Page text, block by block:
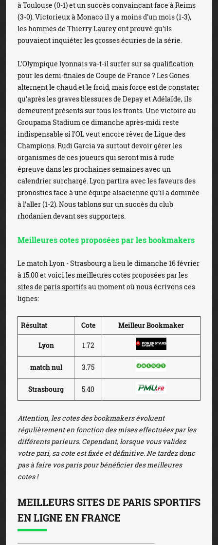
à Toulouse (0-1) et un succès convaincant face à Reims
(3-0). Victorieux à Monaco il y a moins d'un mois (1-3),
les hommes de Thierry Laurey ont prouvé qu'ils
pouvaient inquiéter les grosses écuries de la série.
L'Olympique lyonnais va-t-il surfer sur sa qualification
pour les demi-finales de Coupe de France ? Les Gones
alternent le chaud et le froid, mais force est de constater
qu'après les graves blessures de Depay et Adélaïde, ils
demeurent présents sur tous les fronts. Une victoire au
Groupama Stadium ce dimanche après-midi reste
indispensable si l'OL veut encore rêver de Ligue des
Champions. Rudi Garcia va surtout devoir gérer les
organismes de ces joueurs qui seront mis à rude
épreuve dans les prochaines semaines avec un
calendrier surchargé. Lyon partira avec les faveurs des
pronostics face à une équipe alsacienne qu'il a dominée
à l'aller (1-2). Nous tablons sur un succès du club
rhodanien devant ses supporters.
Meilleures cotes proposées par les bookmakers
Le match Lyon - Strasbourg a lieu le dimanche 16 février
à 15:00 et voici les meilleures cotes proposées par les
sites de paris sportifsau moment où nous écrivons ces
lignes:
Résultat Cote Meilleur Bookmaker
Lyon 1.72
match nul 3.75
Strasbourg 5.40
Attention, les cotes des bookmakers évoluent
régulièrement en fonction des mises effectuées par les
différents parieurs. Cependant, lorsque vous validez
votre pari, sa cote est fixée et définitive. Ne tardez donc
pas à faire vos paris pour bénéficier des meilleures
cotes !
MEILLEURS SITES DE PARIS SPORTIFS
EN LIGNE EN FRANCE